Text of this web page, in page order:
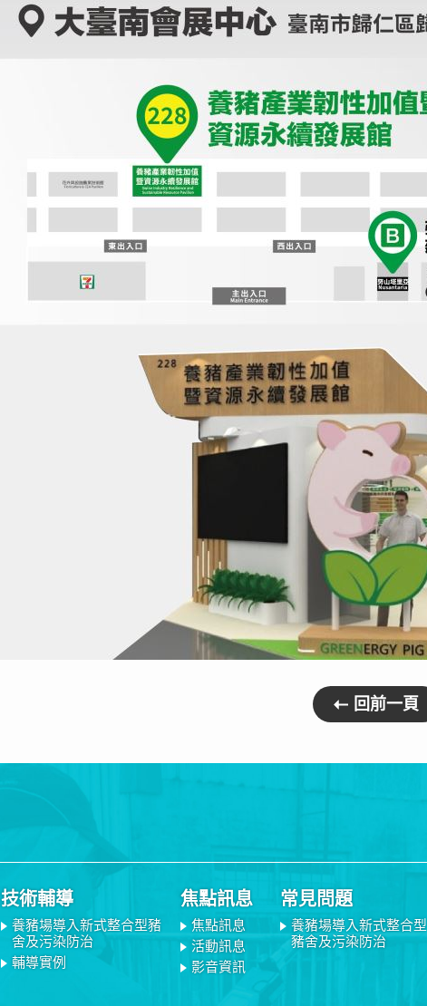
回前一頁
技術輔導
養豬場導入新式整合型豬
舍及污染防治
輔導實例
焦點訊息
焦點訊息
活動訊息
影音資訊
常見問題
養豬場導入新式整合型
豬舍及污染防治